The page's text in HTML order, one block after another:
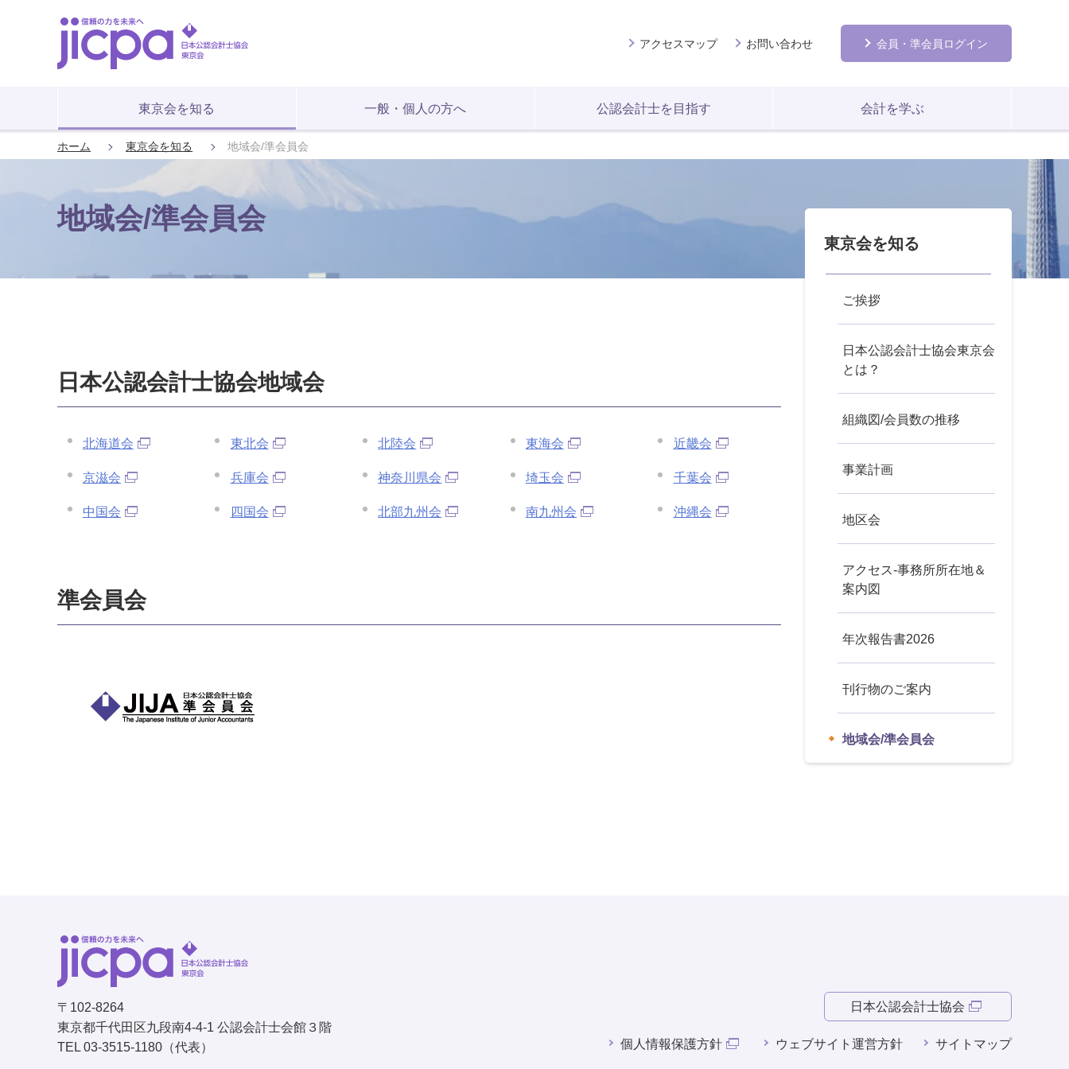
アクセスマップ お問い合わせ 会員 ・準会員 ログイン
東京会を知る 一般・個人の方へ 公認会計士を目指す 会計を学ぶ
ホーム 東京会を知る 地域会/準会員会
地域会/準会員会
日本公認会計士協会地域会
北海道会 東北会 北陸会 東海会 近畿会
京滋会 兵庫会 神奈川県会 埼玉会 千葉会
中国会 四国会 北部九州会 南九州会 沖縄会
準会員会
東京会を知る
ご挨拶
日本公認会計士協会東京会
とは？
組織図/会員数の推移
事業計画
地区会
アクセス-事務所所在地＆
案内図
年次報告書2026
刊行物のご案内
地域会/準会員会
〒102-8264
東京都千代田区九段南4-4-1 公認会計士会館３階
TEL 03-3515-1180（代表）
日本公認会計士協会
個人情報保護方針 ウェブサイト運営方針 サイトマップ